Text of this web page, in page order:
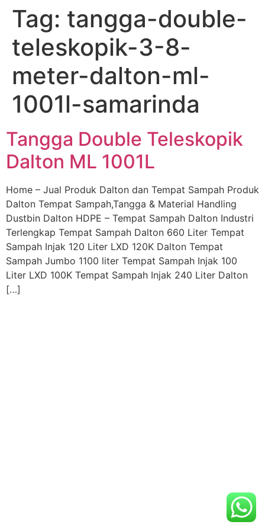
Skip
content
Tag: tangga-double-
teleskopik-3-8-
meter-dalton-ml-
1001l-samarinda
Tangga Double Teleskopik
Dalton ML 1001L
Home – Jual Produk Dalton dan Tempat Sampah Produk
Dalton Tempat Sampah,Tangga & Material Handling
Dustbin Dalton HDPE – Tempat Sampah Dalton Industri
Terlengkap Tempat Sampah Dalton 660 Liter Tempat
Sampah Injak 120 Liter LXD 120K Dalton Tempat
Sampah Jumbo 1100 liter Tempat Sampah Injak 100
Liter LXD 100K Tempat Sampah Injak 240 Liter Dalton
[…]